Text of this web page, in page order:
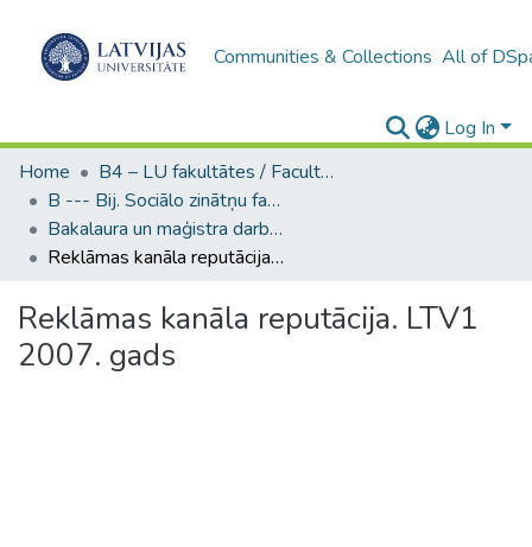
Communities & Collections All of
Log In
Home
B4 – LU fakultātes / Faculties of the UL
B --- Bij. Sociālo zinātņu fakultātes noslēguma darbi / Faculty of Social Sciences - Graduate works
Bakalaura un maģistra darbi (SZF) / Bachelor's and Master's theses
Reklāmas kanāla reputācija. LTV1 2007. gads
Reklāmas kanāla reputācija. LTV1
2007. gads